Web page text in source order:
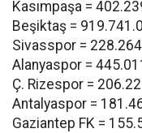
Kasımpaşa =
Beşiktaş =
Sivasspor =
Alanyaspor =
Ç. Rizespor =
Antalyaspor =
Gaziantep FK =